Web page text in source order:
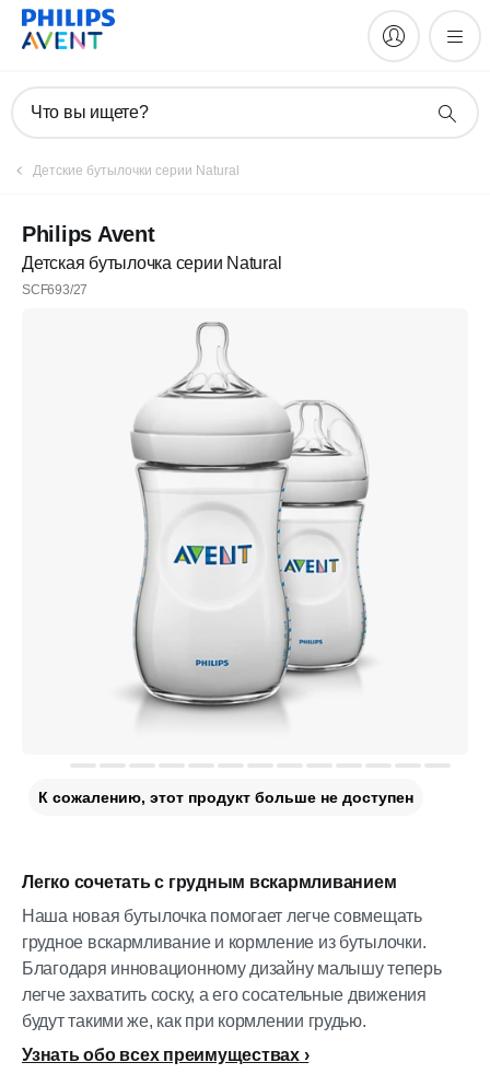
Что вы ищете?
Детские бутылочки серии Natural
Philips Avent
Детская бутылочка серии Natural
SCF693/27
Легко сочетать с грудным вскармливанием
Наша новая бутылочка помогает легче совмещать
грудное вскармливание и кормление из бутылочки.
Благодаря инновационному дизайну малышу теперь
легче захватить соску, а его сосательные движения
будут такими же, как при кормлении грудью.
Узнать обо всех преимуществах
К сожалению, этот продукт больше не доступен